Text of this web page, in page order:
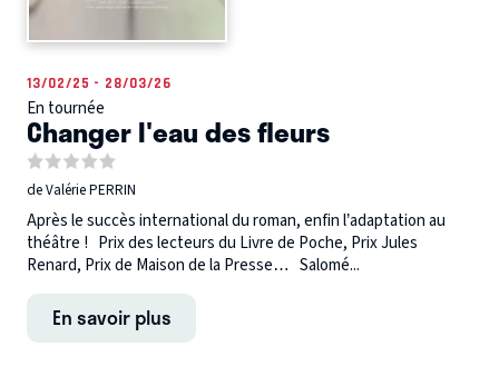
13/02/25 - 28/03/26
En tournée
Changer l'eau des fleurs
de Valérie PERRIN
Après le succès international du roman, enfin l’adaptation au
théâtre ! Prix des lecteurs du Livre de Poche, Prix Jules
Renard, Prix de Maison de la Presse… Salomé...
En savoir plus